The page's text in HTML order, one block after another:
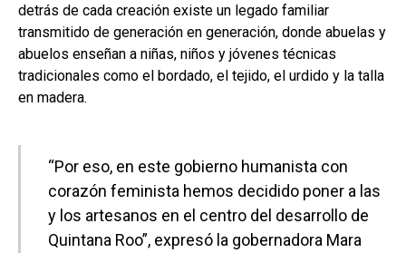
detrás de cada creación existe un legado familiar
transmitido de generación en generación, donde abuelas y
abuelos enseñan a niñas, niños y jóvenes técnicas
tradicionales como el bordado, el tejido, el urdido y la talla
en madera.
“Por eso, en este gobierno humanista con
corazón feminista hemos decidido poner a las
y los artesanos en el centro del desarrollo de
Quintana Roo”, expresó la gobernadora Mara